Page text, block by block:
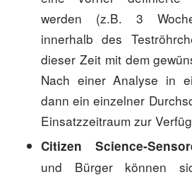
werden (z.B. 3
innerhalb des
dieser Zeit mit dem
Nach einer Analyse in
dann ein einzelner
Einsatzzeitraum zur
Citizen Science-
und Bürger können